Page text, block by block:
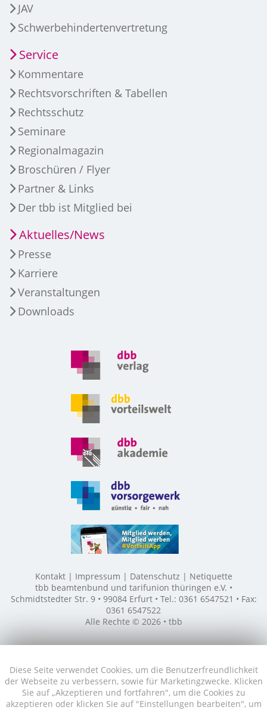
Diese Seite verwendet Cookies, um die Benutzerfreundlichkeit
der Webseite zu verbessern, sowie für Marketingzwecke. Klicken
Sie auf „Akzeptieren und fortfahren", um die Cookies zu
akzeptieren oder klicken Sie auf "Einstellungen bearbeiten", um
JAV
Schwerbehindertenvertretung
Service
Kommentare
Rechtsvorschriften & Tabellen
Rechtsschutz
Seminare
Regionalmagazin
Broschüren / Flyer
Partner & Links
Der tbb ist Mitglied bei
Aktuelles/News
Presse
Karriere
Veranstaltungen
Downloads
Kontakt Impressum Datenschutz
Netiquette
tbb beamtenbund und tarifunion thüringen e.V. •
Schmidtstedter Str. 9 • 99084 Erfurt • Tel.: 0361 6547521 • Fax:
0361 6547522
Alle Rechte © 2026 • tbb